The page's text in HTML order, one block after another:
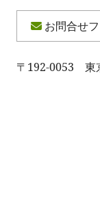
お問合せフ
〒192-0053 東